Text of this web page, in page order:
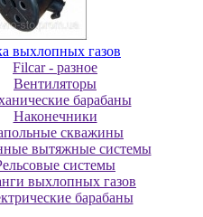
выхлопных газов
Filcar - разное
Вентиляторы
барабаны
Наконечники
скважины
вытяжные системы
системы
выхлопных газов
барабаны